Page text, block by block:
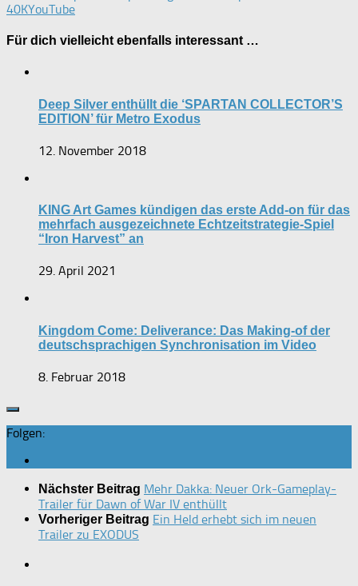
40KYouTube
Für dich vielleicht ebenfalls interessant …
Deep Silver enthüllt die ‘SPARTAN COLLECTOR’S
EDITION’ für Metro Exodus
12. November 2018
KING Art Games kündigen das erste Add-on für das
mehrfach ausgezeichnete Echtzeitstrategie-Spiel
“Iron Harvest” an
29. April 2021
Kingdom Come: Deliverance: Das Making-of der
deutschsprachigen Synchronisation im Video
8. Februar 2018
Folgen:
Nächster Beitrag Mehr Dakka: Neuer Ork-Gameplay-
Trailer für Dawn of War IV enthüllt
Vorheriger Beitrag Ein Held erhebt sich im neuen
Trailer zu EXODUS